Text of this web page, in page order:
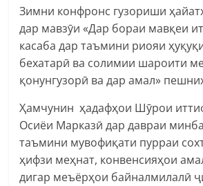
Зимни конфронс гузориши
дар мавзӯи «Дар бораи мавқеи
касаба дар таъмини риояи
бехатарӣ ва солимии шароити
қонунгузорӣ ва дар амал»
Ҳамчунин ҳадафҳои Шӯрои
Осиёи Марказӣ дар давраи
таъмини мувофиқати пурраи
ҳифзи меҳнат, конвенсияҳои
дигар меъёрҳои байналмилалӣ